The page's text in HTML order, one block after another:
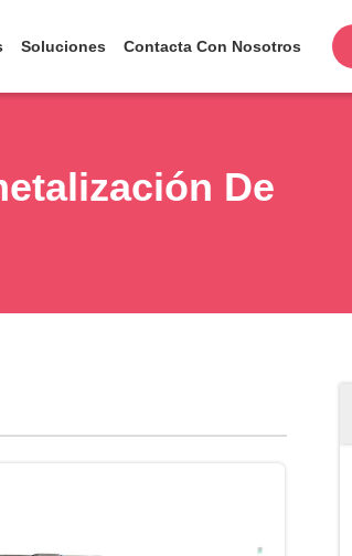
Soluciones Contacta Con Nosotros
De